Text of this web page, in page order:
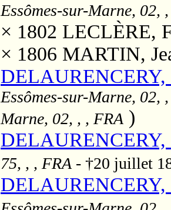
Essômes-sur-Marne, 02,
× 1802 LECLÈRE,
× 1806 MARTIN,
DELAURENCERY,
Essômes-sur-Marne, 02,
Marne, 02, , , FRA )
DELAURENCERY,
75, , , FRA - †20 juillet
DELAURENCERY,